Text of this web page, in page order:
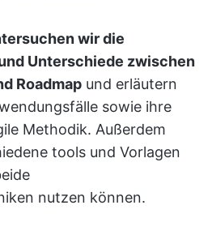
wir die
Unterschiede zwischen
Roadmap und erläutern
sowie ihre
Methodik. Außerdem
tools und Vorlagen
nutzen können.